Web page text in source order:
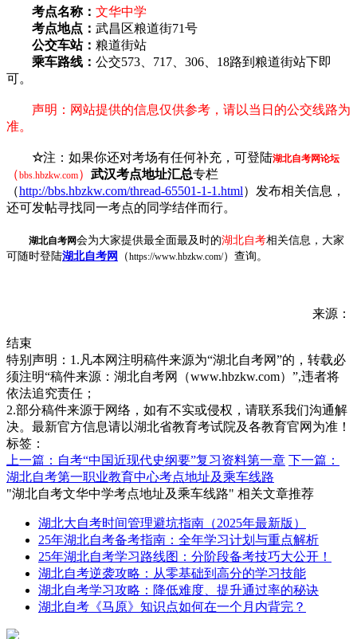
考点名称： 文华中学
考点地点： 武昌区粮道街71号
公交车站： 粮道街站
乘车路线： 公交573、717、306、18路到粮道街站下即
可。
声明：网站提供的信息仅供参考，请以当日的公交线路为
准。
☆注：如果你还对考场有任何补充，可登陆湖北自考网论坛
（bbs.hbzkw.com） 武汉考点地址汇总专栏
（http://bbs.hbzkw.com/thread-65501-1-1.html）发布相关信息，
还可发帖寻找同一考点的同学结伴而行。
湖北自考网会为大家提供最全面最及时的湖北自考相关信息，大家
可随时登陆湖北自考网 （https://www.hbzkw.com/）查询。
来源：
结束
特别声明：1.凡本网注明稿件来源为“湖北自考网”的，转载必
须注明“稿件来源：湖北自考网（www.hbzkw.com）”,违者将
依法追究责任；
2.部分稿件来源于网络，如有不实或侵权，请联系我们沟通解
决。最新官方信息请以湖北省教育考试院及各教育官网为准！
标签：
上一篇：自考“中国近现代史纲要”复习资料第一章 下一篇：
湖北自考第一职业教育中心考点地址及乘车线路
"湖北自考文华中学考点地址及乘车线路" 相关文章推荐
湖北大自考时间管理避坑指南（2025年最新版）
25年湖北自考备考指南：全年学习计划与重点解析
25年湖北自考学习路线图：分阶段备考技巧大公开！
湖北自考逆袭攻略：从零基础到高分的学习技能
湖北自考学习攻略：降低难度、提升通过率的秘诀
湖北自考《马原》知识点如何在一个月内背完？